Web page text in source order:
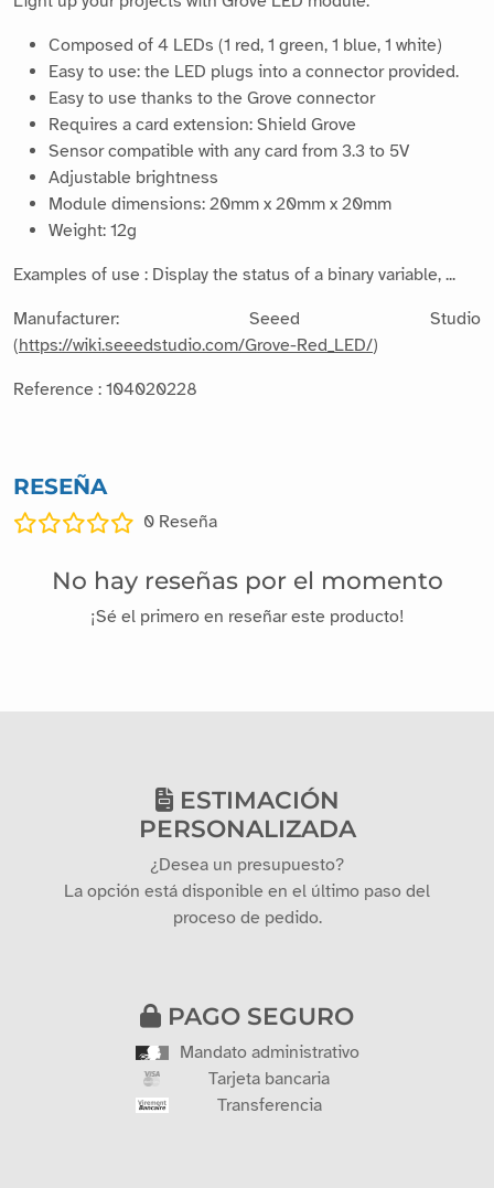
Composed of 4 LEDs (1 red, 1 green, 1 blue, 1 white)
Easy to use: the LED plugs into a connector provided.
Easy to use thanks to the Grove connector
Requires a card extension: Shield Grove
Sensor compatible with any card from 3.3 to 5V
Adjustable brightness
Module dimensions: 20mm x 20mm x 20mm
Weight: 12g
Examples of use : Display the status of a binary variable, ...
Manufacturer: Seeed Studio
(https://wiki.seeedstudio.com/Grove-Red_LED/)
Reference : 104020228
RESEÑA
0 Reseña
No hay reseñas por el momento
¡Sé el primero en reseñar este producto!
ESTIMACIÓN
PERSONALIZADA
¿Desea un presupuesto?
La opción está disponible en el último paso del
proceso de pedido.
PAGO SEGURO
Mandato administrativo
Tarjeta bancaria
Transferencia